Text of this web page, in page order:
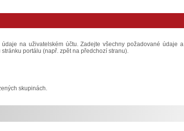
na uživatelském účtu. Zadejte všechny požadované údaje a
portálu (např. zpět na předchozí stranu).
skupinách.